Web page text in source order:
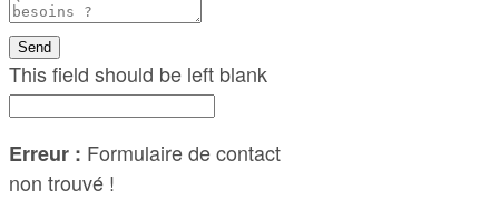
Send
This field should be left blank
Erreur : Formulaire de contact
non trouvé !